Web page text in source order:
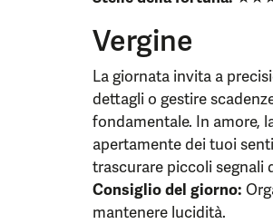
Vergine
La giornata invita a
dettagli o gestire
fondamentale. In amore,
apertamente dei tuoi
trascurare piccoli segnali
Consiglio del giorno:
mantenere lucidità.